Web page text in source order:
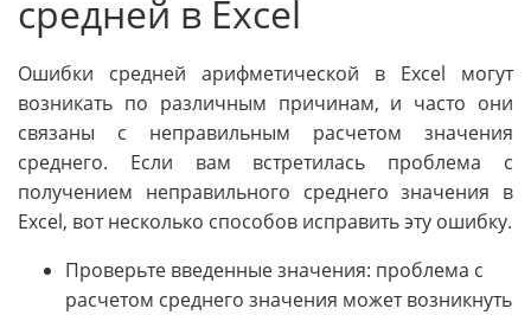
средней в Excel
Ошибки средней арифметической в Excel могут
возникать по различным причинам, и часто они
связаны с неправильным расчетом значения
среднего. Если вам встретилась проблема с
получением неправильного среднего значения в
Excel, вот несколько способов исправить эту ошибку.
Проверьте введенные значения: проблема с
расчетом среднего значения может возникнуть